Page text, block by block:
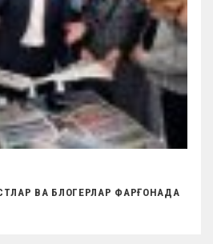
ВА БЛОГЕРЛАР ФАРҒОНАДА